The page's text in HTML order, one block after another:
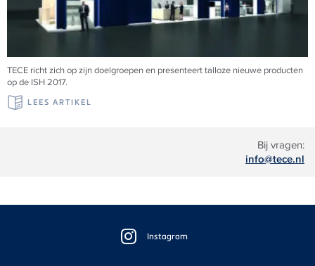
Bij vragen:
info@tece.nl
TECE richt zich op zijn doelgroepen en presenteert talloze nieuwe producten
op de ISH 2017.
LEES ARTIKEL
Instagram